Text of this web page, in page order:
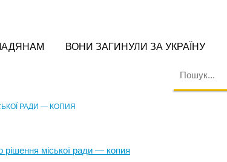
ВОНИ ЗАГИНУЛИ ЗА УКРАЇНУ
РАДИ — КОПИЯ
рішення міської ради — копия